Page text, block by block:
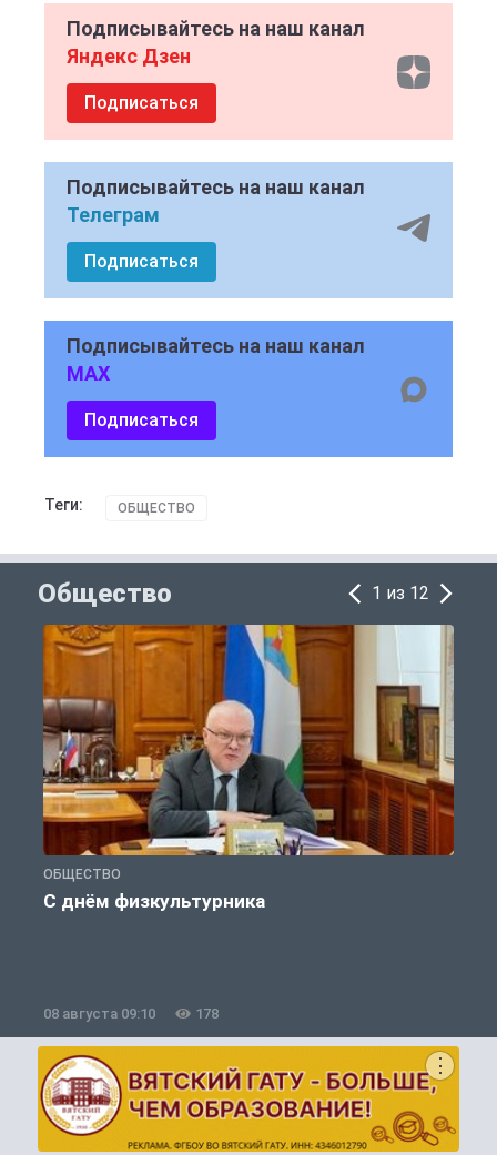
Подписывайтесь на наш канал
Яндекс Дзен
Подписаться
Подписывайтесь на наш канал
Телеграм
Подписаться
Подписывайтесь на наш канал
MAX
Подписаться
Теги: ОБЩЕСТВО
Общество 1 из 12
ОБЩЕСТВО
С днём физкультурника
08 августа 09:10 178